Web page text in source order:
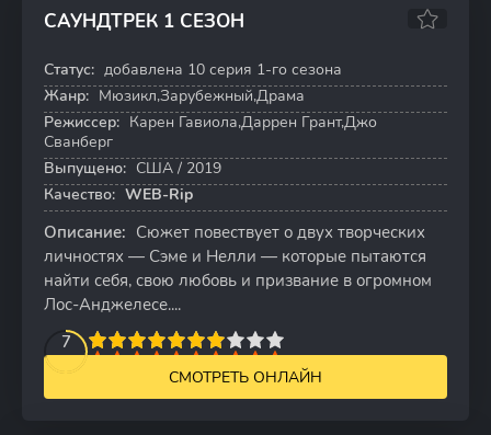
САУНДТРЕК 1 СЕЗОН
10 серий
6.8
Статус: добавлена 10 серия 1-го сезона
Жанр: Мюзикл,Зарубежный,Драма
Режиссер: Карен Гавиола,Даррен Грант,Джо
Сванберг
Выпущено: США / 2019
Качество: WEB-Rip
Описание: Сюжет повествует о двух творческих
личностях — Сэме и Нелли — которые пытаются
найти себя, свою любовь и призвание в огромном
Лос-Анджелесе....
7
5 6 7 8 9 10
СМОТРЕТЬ ОНЛАЙН